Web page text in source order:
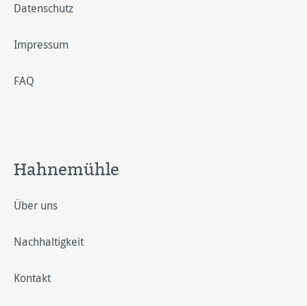
Datenschutz
Impressum
FAQ
Hahnemühle
Über uns
Nachhaltigkeit
Kontakt